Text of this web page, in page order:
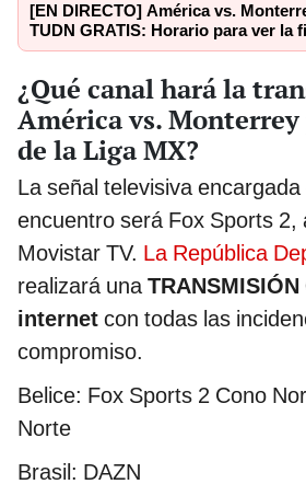
[EN DIRECTO] América vs.
TUDN GRATIS: Horario para ver la
¿Qué canal hará la
América vs.
de la Liga MX?
La señal televisiva
encuentro será Fox Sports 2,
Movistar TV. La República
realizará una
internet con todas las
compromiso.
Belice: Fox Sports 2 Cono
Norte
Brasil: DAZN